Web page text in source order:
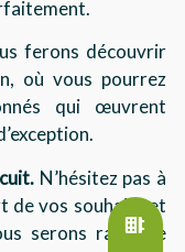
ferons découvrir
où vous pourrez
qui œuvrent
N’hésitez pas à
de vos souhaits et
serons ravis de